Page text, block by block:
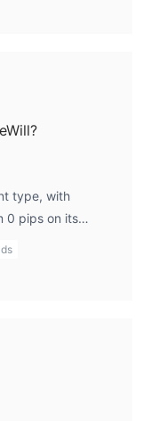
và $3 cho Tài
type, with
0 pips on its
Pro account